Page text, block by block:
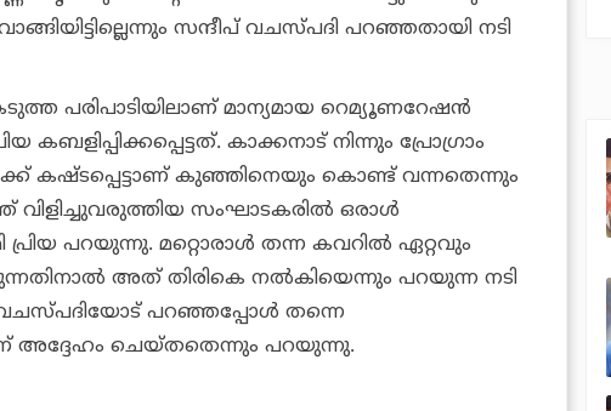
സന്ദീപ് വചസ്പദി പറഞ്ഞതായി നടി
പരിപാടിയിലാണ് മാന്യമായ റെമ്യൂണറേഷന്‍
കബളിപ്പിക്കപ്പെട്ടത്. കാക്കനാട് നിന്നും പ്രോഗ്രാം
കഷ്ടപ്പെട്ടാണ് കുഞ്ഞിനെയും കൊണ്ട് വന്നതെന്നും
വിളിച്ചുവരുത്തിയ സംഘാടകരില്‍ ഒരാള്‍
പ്രിയ പറയുന്നു. മറ്റൊരാള്‍ തന്ന കവറില്‍ ഏറ്റവും
അത് തിരികെ നല്‍കിയെന്നും പറയുന്ന നടി
പറഞ്ഞപ്പോള്‍ തന്നെ
അദ്ദേഹം ചെയ്തതെന്നും പറയുന്നു.